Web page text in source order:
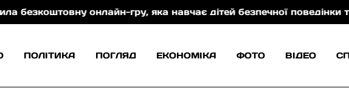
онлайн-гру, яка навчає дітей безпечної поведінки та захисту
ПОЛІТИКА ПОГЛЯД ЕКОНОМІКА ФОТО ВІДЕО